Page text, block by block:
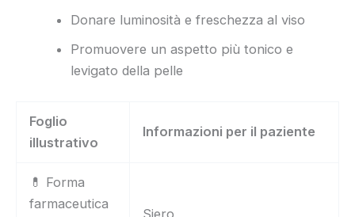
Donare luminosità e freschezza al viso
Promuovere un aspetto più tonico e
levigato della pelle
Foglio
illustrativo
Informazioni per il paziente
💊 Forma
farmaceutica
Siero